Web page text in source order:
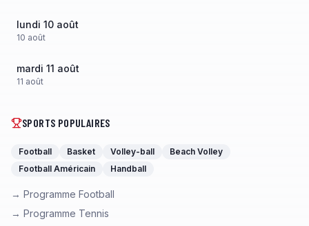
lundi 10 août
10 août
mardi 11 août
11 août
SPORTS POPULAIRES
Football Basket Volley-ball
Beach Volley
Football Américain
Handball
→ Programme Football
→ Programme Tennis